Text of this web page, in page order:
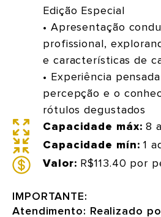
Edição Especial
• Apresentação
profissional,
e características de
• Experiência
percepção e o
rótulos degustados
Capacidade máx: 8
Capacidade mín: 1
Valor: R$113.40 por
IMPORTANTE:
Atendimento: Realizado